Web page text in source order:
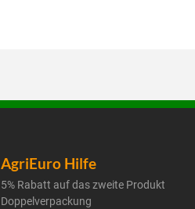
AgriEuro Hilfe
5% Rabatt auf das zweite Produkt
Doppelverpackung